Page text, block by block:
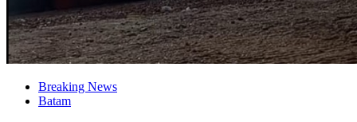
Breaking News
Batam